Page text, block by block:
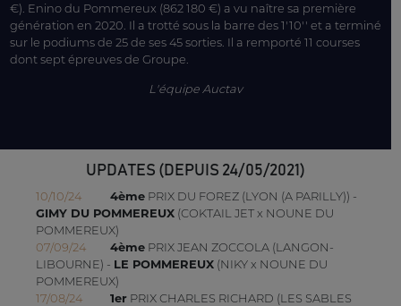
€). Enino du Pommereux (862 180 €) a vu naître sa première
génération en 2020. Il a trotté sous la barre des 1'10'' et a terminé
sur le podiums de 25 de ses 45 sorties. Il a remporté 11 courses
dont sept épreuves de Groupe.
L'équipe Auctav
UPDATES (DEPUIS 24/05/2021)
10/10/24 4èmePRIX DU FOREZ (LYON (A PARILLY)) -
GIMY DU POMMEREUX(COKTAIL JET x NOUNE DU
POMMEREUX)
07/09/24
4èmePRIX JEAN ZOCCOLA (LANGON-
LIBOURNE) - LE POMMEREUX(NIKY x NOUNE DU
POMMEREUX)
17/08/24
1erPRIX CHARLES RICHARD (LES SABLES